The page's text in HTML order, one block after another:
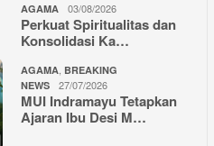
AGAMA 03/08/2026
Perkuat Spiritualitas dan
Konsolidasi Ka…
AGAMA, BREAKING
NEWS
27/07/2026
MUI Indramayu Tetapkan
Ajaran Ibu Desi M…